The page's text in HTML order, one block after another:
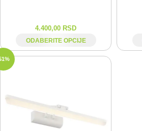
4.400,00 RSD
ODABERITE OPCIJE